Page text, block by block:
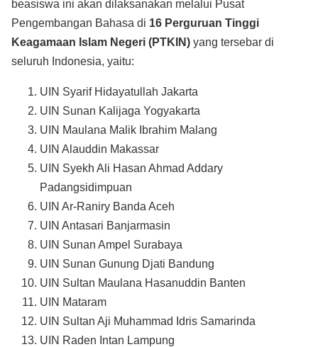
beasiswa ini akan dilaksanakan melalui Pusat
Pengembangan Bahasa di 16 Perguruan Tinggi
Keagamaan Islam Negeri (PTKIN) yang tersebar di
seluruh Indonesia, yaitu:
UIN Syarif Hidayatullah Jakarta
UIN Sunan Kalijaga Yogyakarta
UIN Maulana Malik Ibrahim Malang
UIN Alauddin Makassar
UIN Syekh Ali Hasan Ahmad Addary
Padangsidimpuan
UIN Ar-Raniry Banda Aceh
UIN Antasari Banjarmasin
UIN Sunan Ampel Surabaya
UIN Sunan Gunung Djati Bandung
UIN Sultan Maulana Hasanuddin Banten
UIN Mataram
UIN Sultan Aji Muhammad Idris Samarinda
UIN Raden Intan Lampung